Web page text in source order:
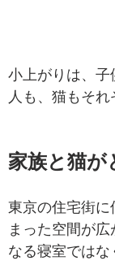
小上がりは、子
人も、猫もそれ
家族と猫が
東京の住宅街
まった空間が
なる寝室では